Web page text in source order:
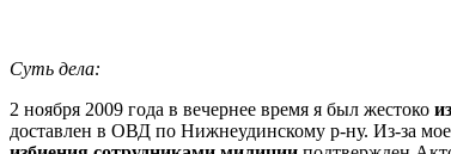
Суть дела:
2 ноября 2009 года в вечернее время я был жестоко
доставлен в ОВД по Нижнеудинскому р-ну. Из-за